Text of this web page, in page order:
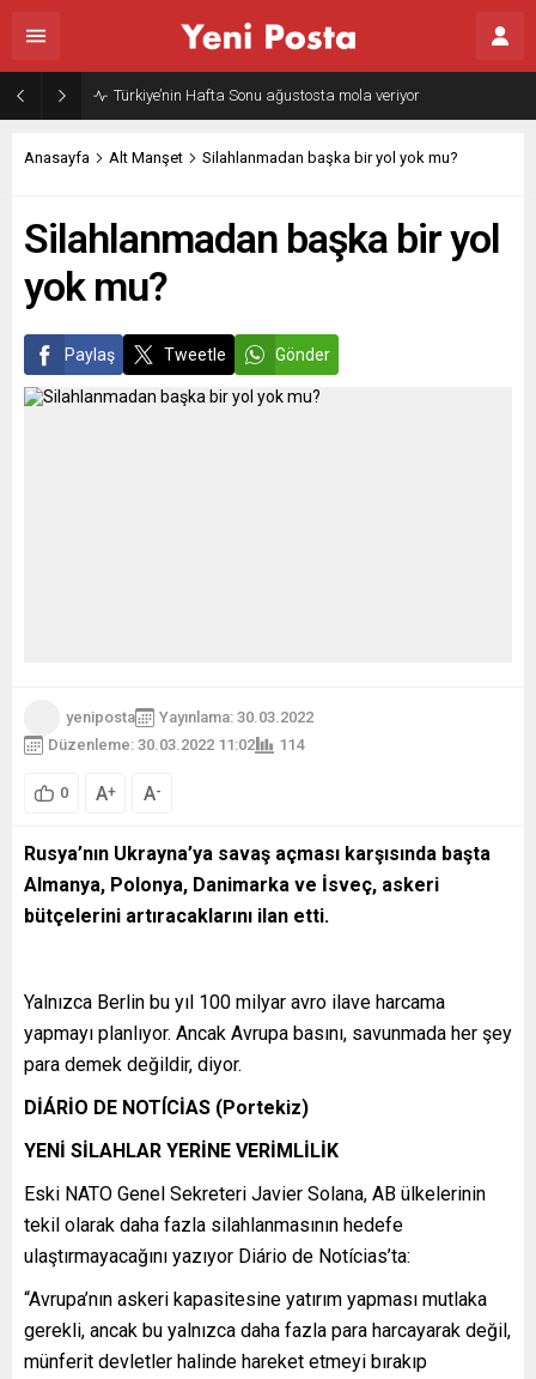
Gazze’nin geleceği: Teknokratik kontrol mü, kolonializm mi?
Anasayfa Alt Manşet Silahlanmadan başka bir yol yok mu?
Silahlanmadan başka bir yol
yok mu?
Paylaş Tweetle Gönder
yeniposta
Yayınlama: 30.03.2022
Düzenleme: 30.03.2022 11:02
114
0 A+ A-
Rusya’nın Ukrayna’ya savaş açması karşısında başta
Almanya, Polonya, Danimarka ve İsveç, askeri
bütçelerini artıracaklarını ilan etti.
Yalnızca Berlin bu yıl 100 milyar avro ilave harcama
yapmayı planlıyor. Ancak Avrupa basını, savunmada her şey
para demek değildir, diyor.
DİÁRİO DE NOTÍCİAS (Portekiz)
YENİ SİLAHLAR YERİNE VERİMLİLİK
Eski NATO Genel Sekreteri Javier Solana, AB ülkelerinin
tekil olarak daha fazla silahlanmasının hedefe
ulaştırmayacağını yazıyor Diário de Notícias’ta:
“Avrupa’nın askeri kapasitesine yatırım yapması mutlaka
gerekli, ancak bu yalnızca daha fazla para harcayarak değil,
münferit devletler halinde hareket etmeyi bırakıp